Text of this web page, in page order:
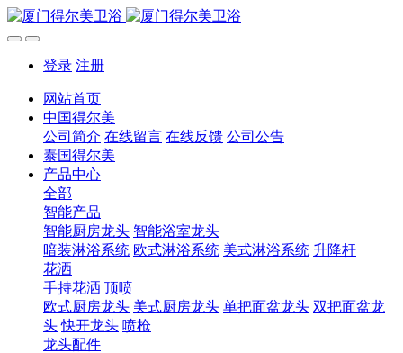
登录 注册
网站首页
中国得尔美
公司简介 在线留言 在线反馈 公司公告
泰国得尔美
产品中心
全部
智能产品
智能厨房龙头 智能浴室龙头
暗装淋浴系统 欧式淋浴系统 美式淋浴系统 升降杆
花洒
手持花洒 顶喷
欧式厨房龙头 美式厨房龙头 单把面盆龙头 双把面盆龙
头 快开龙头 喷枪
龙头配件